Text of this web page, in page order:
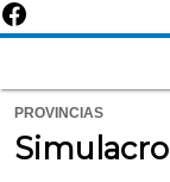
PROVINCIAS